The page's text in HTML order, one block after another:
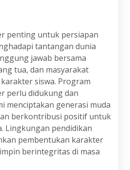
penting untuk persiapan
tantangan dunia
jawab bersama
tua, dan masyarakat
siswa. Program
perlu didukung dan
menciptakan generasi muda
berkontribusi positif untuk
Lingkungan pendidikan
pembentukan karakter
berintegritas di masa